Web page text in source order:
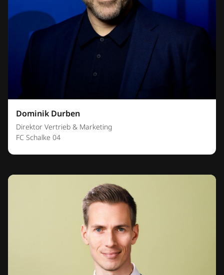
Dominik Durben
Direktor Vertrieb & Marketing
FC Schalke 04